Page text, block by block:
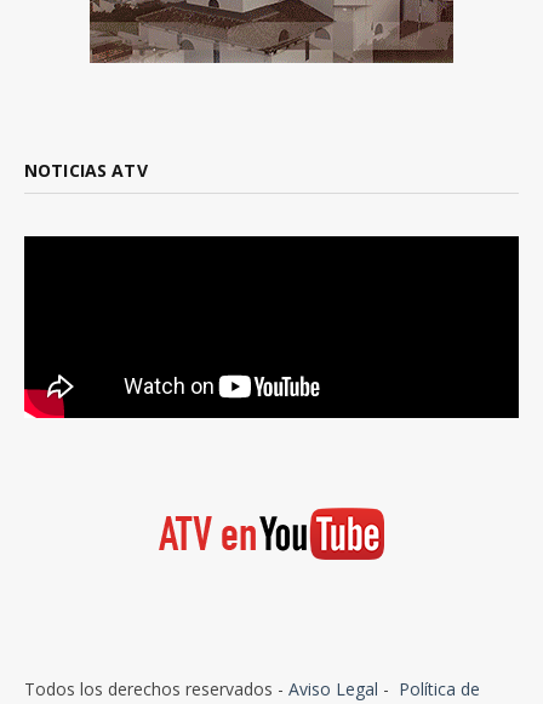
NOTICIAS ATV
Todos los derechos reservados - Aviso Legal - Política de